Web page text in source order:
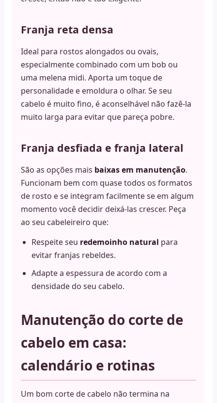
Franja reta densa
Ideal para rostos alongados ou ovais,
especialmente combinado com um bob ou
uma melena midi. Aporta um toque de
personalidade e emoldura o olhar. Se seu
cabelo é muito fino, é aconselhável não fazê-la
muito larga para evitar que pareça pobre.
Franja desfiada e franja lateral
São as opções mais baixas em manutenção.
Funcionam bem com quase todos os formatos
de rosto e se integram facilmente se em algum
momento você decidir deixá-las crescer. Peça
ao seu cabeleireiro que:
Respeite seu redemoinho natural para
evitar franjas rebeldes.
Adapte a espessura de acordo com a
densidade do seu cabelo.
Manutenção do corte de
cabelo em casa:
calendário e rotinas
Um bom corte de cabelo não termina na